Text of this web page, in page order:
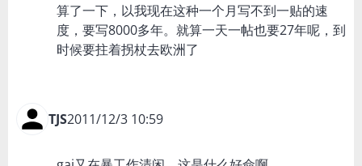
算了一下，以我现在这种一个月写不到一贴的速
度，要写8000多年。就算一天一帖也要27年呢，到
时候要拄着拐杖去欧洲了
TJS2011/12/3 10:59